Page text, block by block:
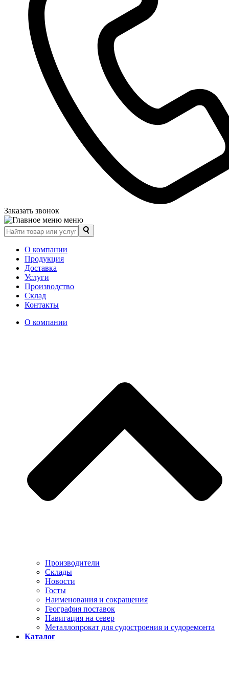
Заказать звонок
меню
О компании
Продукция
Доставка
Услуги
Производство
Склад
Контакты
О компании
Производители
Склады
Новости
Госты
Наименования и сокращения
География поставок
Навигация на север
Металлопрокат для судостроения и судоремонта
Каталог